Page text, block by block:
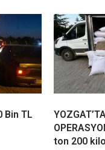
Bin TL
ton 200